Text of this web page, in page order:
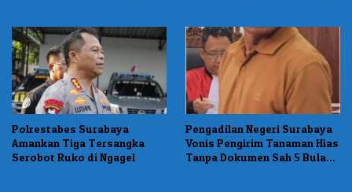
Polrestabes Surabaya
Amankan Tiga Tersangka
Serobot Ruko di Ngagel
Pengadilan Negeri Surabaya
Vonis Pengirim Tanaman Hias
Tanpa Dokumen Sah 5 Bulan